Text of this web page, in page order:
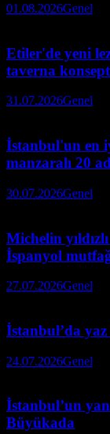
01.08.2026Genel
Etiler'de yeni
taverna
31.07.2026Genel
İstanbul'un en
manzaralı 20
30.07.2026Genel
Michelin
İspanyol
27.07.2026Genel
İstanbul’da yaz
24.07.2026Genel
İstanbul’un
Büyükada